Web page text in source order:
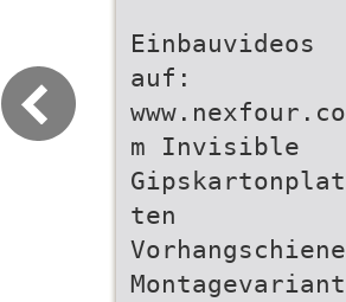
Einbauvideos
auf:
www.nexfour.co
m Invisible
Gipskartonplat
ten
Vorhangschiene
Montagevariant